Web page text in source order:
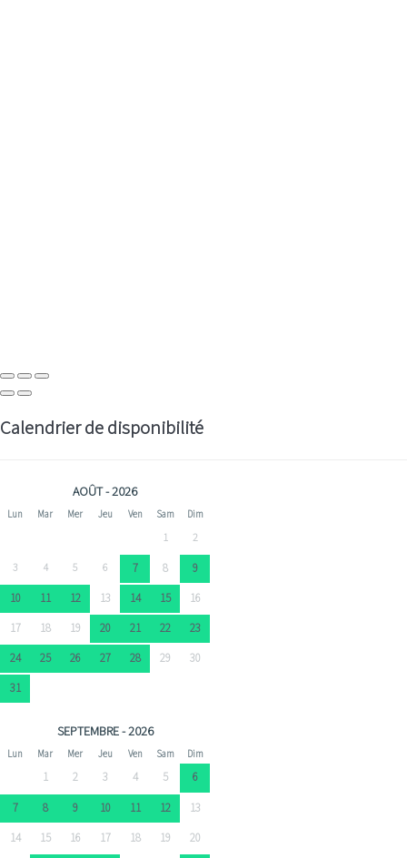
Calendrier de disponibilité
AOÛT - 2026
Lun Mar Mer Jeu Ven Sam Dim
1
2
3
4 5 6 7 8
9
10
11 12 13 14 15
16
17
18 19 20 21 22
23
24
25 26 27 28 29
30
31
SEPTEMBRE - 2026
Lun Mar Mer Jeu Ven Sam Dim
1 2 3 4 5
6
7
8 9 10 11 12
13
14
15 16 17 18 19
20